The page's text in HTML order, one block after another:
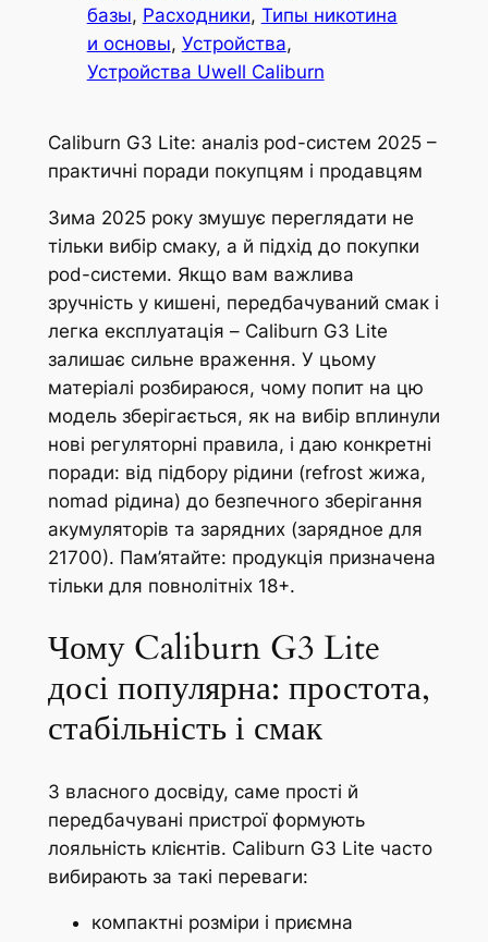
базы, Расходники, Типы никотина
и основы, Устройства
Устройства Uwell Caliburn
Caliburn G3 Lite: аналіз pod-систем 2025 –
практичні поради покупцям і продавцям
Зима 2025 року змушує переглядати не
тільки вибір смаку, а й підхід до покупки
pod-системи. Якщо вам важлива
зручність у кишені, передбачуваний смак і
легка експлуатація – Caliburn G3 Lite
залишає сильне враження. У цьому
матеріалі розбираюся, чому попит на цю
модель зберігається, як на вибір вплинули
нові регуляторні правила, і даю конкретні
поради: від підбору рідини (refrost жижа,
nomad рідина) до безпечного зберігання
акумуляторів та зарядних (зарядное для
21700). Пам’ятайте: продукція призначена
тільки для повнолітніх 18+.
Чому Caliburn G3 Lite
досі популярна: простота,
стабільність і смак
З власного досвіду, саме прості й
передбачувані пристрої формують
лояльність клієнтів. Caliburn G3 Lite часто
вибирають за такі переваги:
компактні розміри і приємна